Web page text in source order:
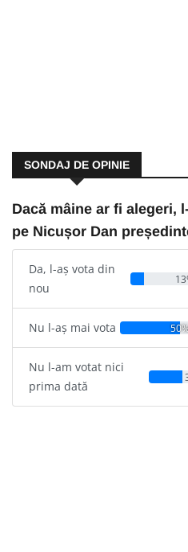
SONDAJ DE OPINIE
Dacă mâine ar fi alegeri,
pe Nicușor Dan
Da, l-aș vota din
nou
Nu l-aș mai vota
Nu l-am votat nici
prima dată